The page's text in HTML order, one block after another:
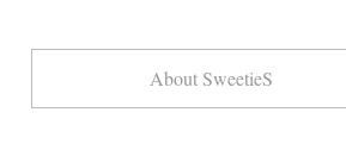
About SweetieS